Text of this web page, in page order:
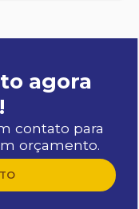
agora
contato para
orçamento.